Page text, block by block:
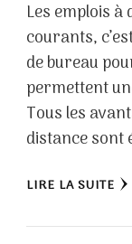
Les emplois à
courants,
de bureau
permettent
Tous les
distance sont
LIRE LA SUITE